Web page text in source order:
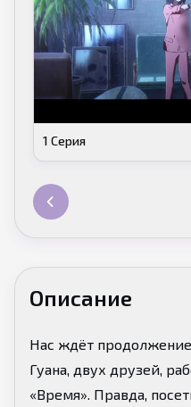
1 Серия
Описание
Нас ждёт
Гуана, двух друзей,
«Время». Правда,